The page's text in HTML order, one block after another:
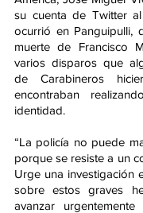
su cuenta de Twitter
ocurrió en Panguipulli,
muerte de Francisco
varios disparos que
de Carabineros
encontraban
identidad.
“La policía no puede
porque se resiste a un
Urge una investigación
sobre estos graves
avanzar